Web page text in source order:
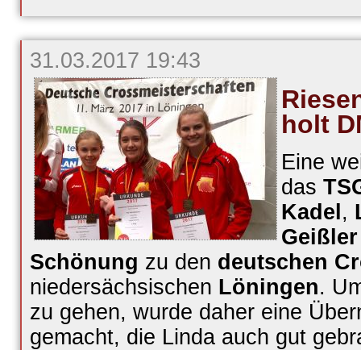
WM-
Norm
31.03.2017 19:43
holt
Eine
das
Kadel ,
Geißler
Schönung zu den deutschen
niedersächsischen Löningen.
zu gehen, wurde daher eine
gemacht, die Linda auch gut